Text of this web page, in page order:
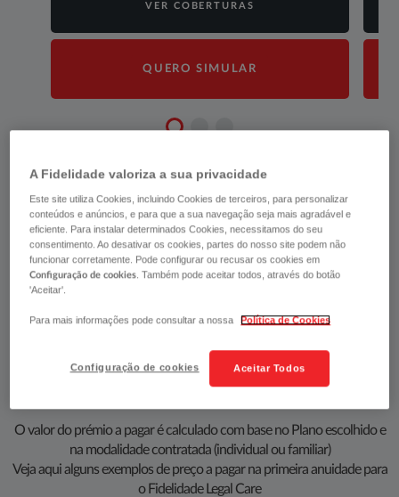
VER COBERTURAS
QUERO SIMULAR
(1) Período de Carência de 90 dias. ; (2) Período d​e Carência 180 dias. ; (3) Período
de Carência de 30 dias.
PARTIR DE
O valor do prémio a pagar é calculado com base no Plano escolhido e
na modalidade contratada (individual ou familiar)
Veja aqui alguns exemplos de preço a pagar na primeira anuidade para
o Fidelidade Legal Care
A Fidelidade valoriza a sua privacidade
Este site utiliza Cookies, incluindo Cookies de terceiros, para personalizar
conteúdos e anúncios, e para que a sua navegação seja mais agradável e
eficiente. Para instalar determinados Cookies, necessitamos do seu
consentimento. Ao desativar os cookies, partes do nosso site podem não
funcionar corretamente. Pode configurar ou recusar os cookies em
Configuração de cookies . Também pode aceitar todos, através do botão
'Aceitar'.
Para mais informações pode consultar a nossa Política de Cookies
Aceitar Todos
Configuração de cookies